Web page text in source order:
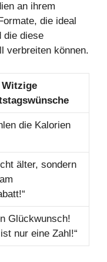
an ihrem
die ideal
die diese
verbreiten können.
Witzige
die Kalorien
älter, sondern
Glückwunsch!
nur eine Zahl!“